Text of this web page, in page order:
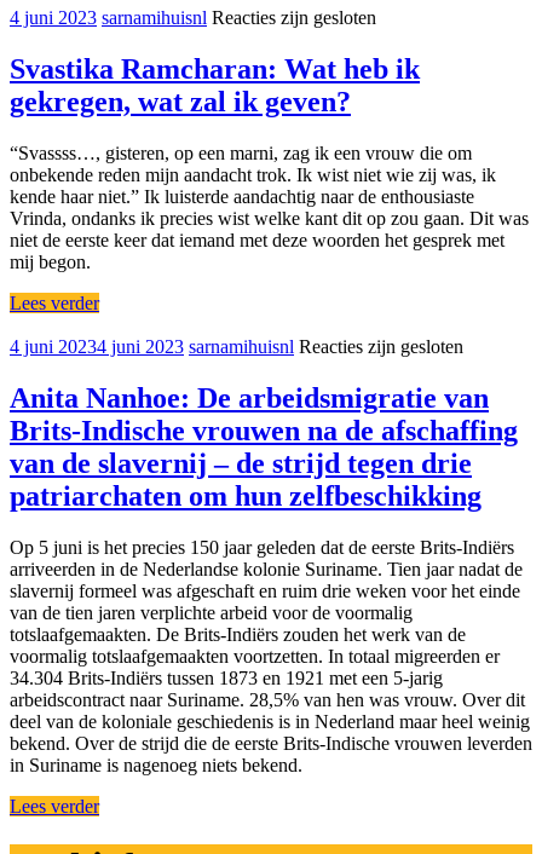
4 juni 2023 sarnamihuisnl Reacties zijn gesloten
Svastika Ramcharan: Wat heb ik
gekregen, wat zal ik geven?
“Svassss…, gisteren, op een marni, zag ik een vrouw die om
onbekende reden mijn aandacht trok. Ik wist niet wie zij was, ik
kende haar niet.” Ik luisterde aandachtig naar de enthousiaste
Vrinda, ondanks ik precies wist welke kant dit op zou gaan. Dit was
niet de eerste keer dat iemand met deze woorden het gesprek met
mij begon.
Lees verder
4 juni 20234 juni 2023 sarnamihuisnl Reacties zijn gesloten
Anita Nanhoe: De arbeidsmigratie van
Brits-Indische vrouwen na de afschaffing
van de slavernij – de strijd tegen drie
patriarchaten om hun zelfbeschikking
Op 5 juni is het precies 150 jaar geleden dat de eerste Brits-Indiërs
arriveerden in de Nederlandse kolonie Suriname. Tien jaar nadat de
slavernij formeel was afgeschaft en ruim drie weken voor het einde
van de tien jaren verplichte arbeid voor de voormalig
totslaafgemaakten. De Brits-Indiërs zouden het werk van de
voormalig totslaafgemaakten voortzetten. In totaal migreerden er
34.304 Brits-Indiërs tussen 1873 en 1921 met een 5-jarig
arbeidscontract naar Suriname. 28,5% van hen was vrouw. Over dit
deel van de koloniale geschiedenis is in Nederland maar heel weinig
bekend. Over de strijd die de eerste Brits-Indische vrouwen leverden
in Suriname is nagenoeg niets bekend.
Lees verder